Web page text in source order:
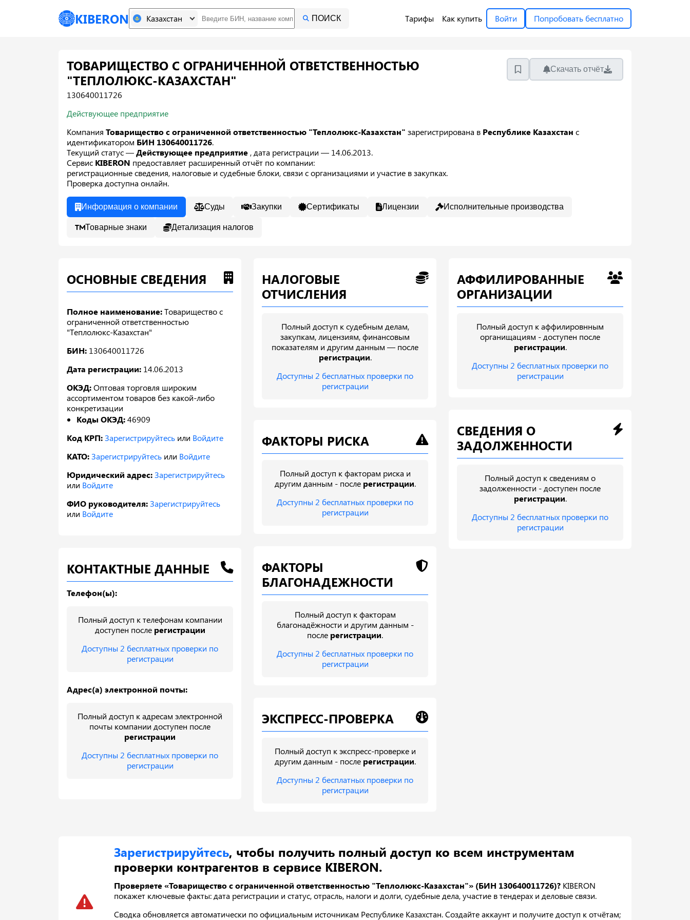
KIBERON Казахстан ПОИСК Тарифы Как купить Войти Попробовать бесплатно
ТОВАРИЩЕСТВО С ОГРАНИЧЕННОЙ ОТВЕТСТВЕННОСТЬЮ
"ТЕПЛОЛЮКС-КАЗАХСТАН"
130640011726
Скачать отчёт
Действующее предприятие
Компания Товарищество с ограниченной ответственностью "Теплолюкс-Казахстан" зарегистрирована в Республике Казахстан с
идентификатором БИН 130640011726.
Текущий статус —Действующее предприятие , дата регистрации — 14.06.2013.
Сервис KIBERON предоставляет расширенный отчёт по компании:
регистрационные сведения, налоговые и судебные блоки, связи с организациями и участие в закупках.
Проверка доступна онлайн.
Информация о компании Суды Закупки Сертификаты Лицензии Исполнительные производства
Товарные знаки Детализация налогов
ОСНОВНЫЕ СВЕДЕНИЯ
Полное наименование:Товарищество с
ограниченной ответственностью
"Теплолюкс-Казахстан"
БИН: 130640011726
Дата регистрации: 14.06.2013
ОКЭД:Оптовая торговля широким
ассортиментом товаров без какой-либо
конкретизации
Коды ОКЭД:46909
Код КРП:Зарегистрируйтесь или Войдите
КАТО:Зарегистрируйтесь или Войдите
Юридический адрес:Зарегистрируйтесь
или Войдите
ФИО руководителя:Зарегистрируйтесь
или Войдите
КОНТАКТНЫЕ ДАННЫЕ
Телефон(ы):
Полный доступ к телефонам компании
доступен после регистрации
Доступны 2 бесплатных проверки по
регистрации
Адрес(а) электронной почты:
Полный доступ к адресам электронной
почты компании доступен после
регистрации
Доступны 2 бесплатных проверки по
регистрации
НАЛОГОВЫЕ
ОТЧИСЛЕНИЯ
Полный доступ к судебным делам,
закупкам, лицензиям, финансовым
показателям и другим данным — после
регистрации.
Доступны 2 бесплатных проверки по
регистрации
ФАКТОРЫ РИСКА
Полный доступ к факторам риска и
другим данным - после регистрации.
Доступны 2 бесплатных проверки по
регистрации
ФАКТОРЫ
БЛАГОНАДЕЖНОСТИ
Полный доступ к факторам
благонадёжности и другим данным -
после регистрации.
Доступны 2 бесплатных проверки по
регистрации
ЭКСПРЕСС-ПРОВЕРКА
Полный доступ к экспресс-проверке и
другим данным - после регистрации.
Доступны 2 бесплатных проверки по
регистрации
АФФИЛИРОВАННЫЕ
ОРГАНИЗАЦИИ
Полный доступ к аффилировнным
органищациям - доступен после
регистрации.
Доступны 2 бесплатных проверки по
регистрации
СВЕДЕНИЯ О
ЗАДОЛЖЕННОСТИ
Полный доступ к сведениям о
задолженности - доступен после
регистрации.
Доступны 2 бесплатных проверки по
регистрации
Зарегистрируйтесь, чтобы получить полный доступ ко всем инструментам
проверки контрагентов в сервисе KIBERON.
Проверяете «Товарищество с ограниченной ответственностью "Теплолюкс-Казахстан"» (БИН 130640011726)? KIBERON
покажет ключевые факты: дата регистрации и статус, отрасль, налоги и долги, судебные дела, участие в тендерах и деловые связи.
Сводка обновляется автоматически по официальным источникам Республике Казахстан. Создайте аккаунт и получите доступ к отчётам;